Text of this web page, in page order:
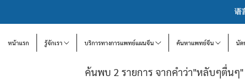
语
หน้าแรก รู้จักเรา บริการทางการแพทย์แผนจีน ค้นหาแพทย์จีน นัด
ค้นพบ 2 รายการ จากคำว่า"หลับๆตื่นๆ"